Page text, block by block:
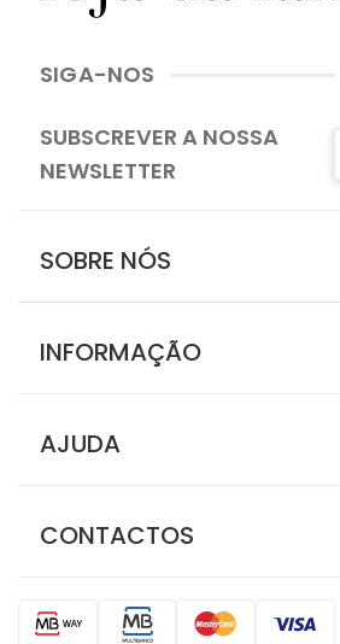
SIGA-NOS
SUBSCREVER A NOSSA
NEWSLETTER
SOBRE NÓS
INFORMAÇÃO
AJUDA
CONTACTOS